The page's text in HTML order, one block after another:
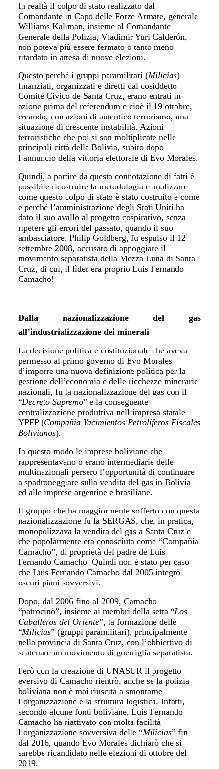
In realtà il colpo di stato realizzato dal
Comandante in Capo delle Forze Armate, generale
Williams Kaliman, insieme al Comandante
Generale della Polizia, Vladimir Yuri Calderón,
non poteva più essere fermato o tanto meno
ritardato in attesa di nuove elezioni.
Questo perché i gruppi paramilitari (Milicias)
finanziati, organizzati e diretti dal cosiddetto
Comité Civico de Santa Cruz, erano entrati in
azione prima del referendum e cioè il 19 ottobre,
creando, con azioni di autentico terrorismo, una
situazione di crescente instabilità. Azioni
terroristiche che poi si son moltiplicate nelle
principali città della Bolivia, subito dopo
l’annuncio della vittoria elettorale di Evo Morales.
Quindi, a partire da questa connotazione di fatti è
possibile ricostruire la metodologia e analizzare
come questo colpo di stato è stato costruito e come
e perché l’amministrazione degli Stati Uniti ha
dato il suo avallo al progetto cospirativo, senza
ripetere gli errori del passato, quando il suo
ambasciatore, Philip Goldberg, fu espulso il 12
settembre 2008, accusato di appoggiare il
movimento separatista della Mezza Luna di Santa
Cruz, di cui, il lìder era proprio Luis Fernando
Camacho!
Dalla nazionalizzazione del gas
all’industrializzazione dei minerali
La decisione politica e costituzionale che aveva
permesso al primo governo di Evo Morales
d’imporre una nuova definizione politica per la
gestione dell’economia e delle ricchezze minerarie
nazionali, fu la nazionalizzazione del gas con il
“Decreto Supremo” e la conseguente
centralizzazione produttiva nell’impresa statale
YPFP (Compañía Yacimientos Petrolíferos Fiscales
Bolivianos).
In questo modo le imprese boliviane che
rappresentavano o erano intermediarie delle
multinazionali persero l’opportunità di continuare
a spadroneggiare sulla vendita del gas in Bolivia
ed alle imprese argentine e brasiliane.
Il gruppo che ha maggiormente sofferto con questa
nazionalizzazione fu la SERGAS, che, in pratica,
monopolizzava la vendita del gas a Santa Cruz e
che popolarmente era conosciuta come “Compañia
Camacho”, di proprietà del padre de Luis
Fernando Camacho. Quindi non è stato per caso
che Luis Fernando Camacho dal 2005 integrò
oscuri piani sovversivi.
Dopo, dal 2006 fino al 2009, Camacho
“patrocinò”, insieme ai membri della setta “Los
Caballeros del Oriente”, la formazione delle
“Milicias” (gruppi paramilitari), principalmente
nella provincia di Santa Cruz, con l’obbiettivo di
scatenare un movimento di guerriglia separatista.
Però con la creazione di UNASUR il progetto
eversivo di Camacho rientrò, anche se la polizia
boliviana non è mai riuscita a smontarne
l’organizzazione e la struttura logistica. Infatti,
secondo alcune fonti boliviane, Luis Fernando
Camacho ha riattivato con molta facilità
l’organizzazione sovversiva delle “Milicias” fin
dal 2016, quando Evo Morales dichiarò che si
sarebbe ricandidato nelle elezioni di ottobre del
2019.